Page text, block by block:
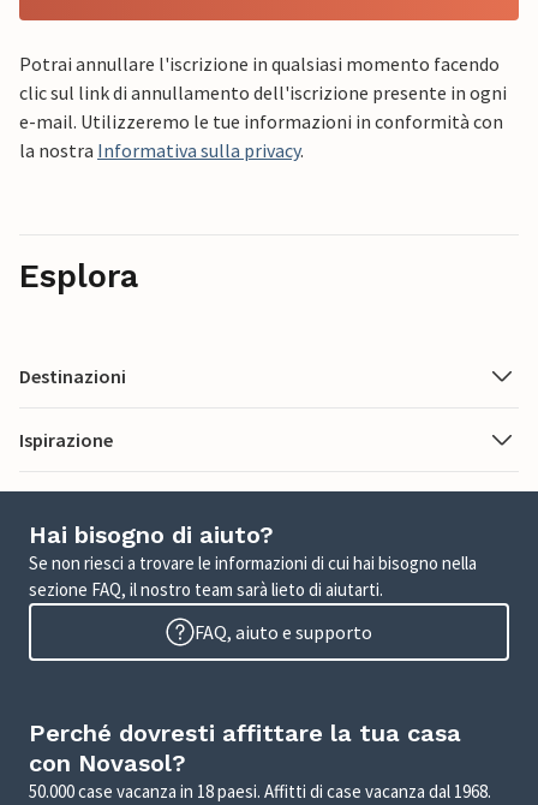
Potrai annullare l'iscrizione in qualsiasi momento facendo
clic sul link di annullamento dell'iscrizione presente in ogni
e-mail. Utilizzeremo le tue informazioni in conformità con
la nostra Informativa sulla privacy.
Esplora
Destinazioni
Ispirazione
Hai bisogno di aiuto?
Se non riesci a trovare le informazioni di cui hai bisogno nella
sezione FAQ, il nostro team sarà lieto di aiutarti.
FAQ, aiuto e supporto
Perché dovresti affittare la tua casa
con Novasol?
50.000 case vacanza in 18 paesi. Affitti di case vacanza dal 1968.